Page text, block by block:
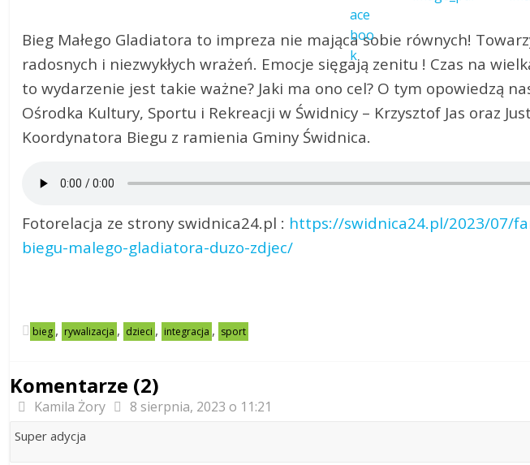
Bieg Małego Gladiatora to impreza nie mająca sobie równych!
radosnych i niezwykłych wrażeń. Emocje sięgają zenitu ! Czas na
to wydarzenie jest takie ważne? Jaki ma ono cel? O tym opowiedzą
Ośrodka Kultury, Sportu i Rekreacji w Świdnicy – Krzysztof Jas oraz
Koordynatora Biegu z ramienia Gminy Świdnica.
Fotorelacja ze strony swidnica24.pl : https://swidnica24.pl/2023/07/
biegu-malego-gladiatora-duzo-zdjec/
bieg , rywalizacja , dzieci , integracja , sport
Komentarze (2)
Kamila Żory 8 sierpnia, 2023 o 11:21
Super adycja